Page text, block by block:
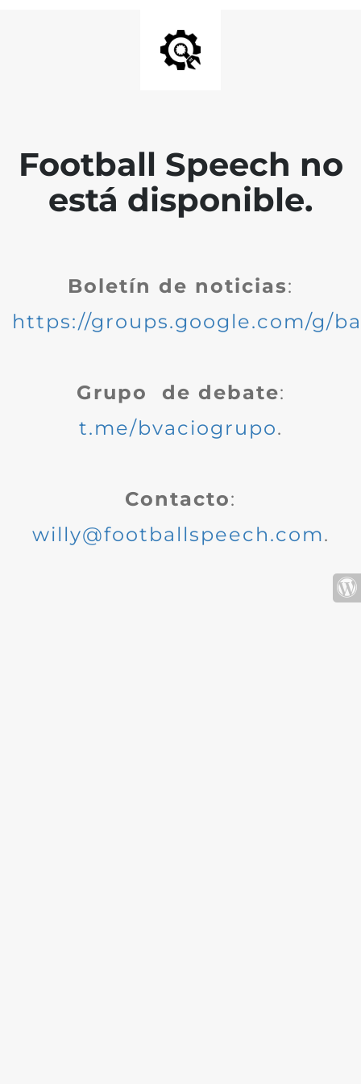
Football Speech no
está disponible.
Boletín de noticias:
https://groups.google.com/g/
Grupo de debate:
t.me/bvaciogrupo.
Contacto:
willy@footballspeech.com.